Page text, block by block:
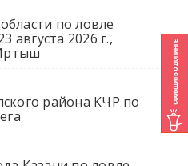
по ловле
августа 2026 г.,
района КЧР по